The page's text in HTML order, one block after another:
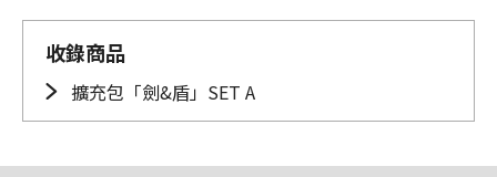
收錄商品
擴充包「劍&盾」SET A